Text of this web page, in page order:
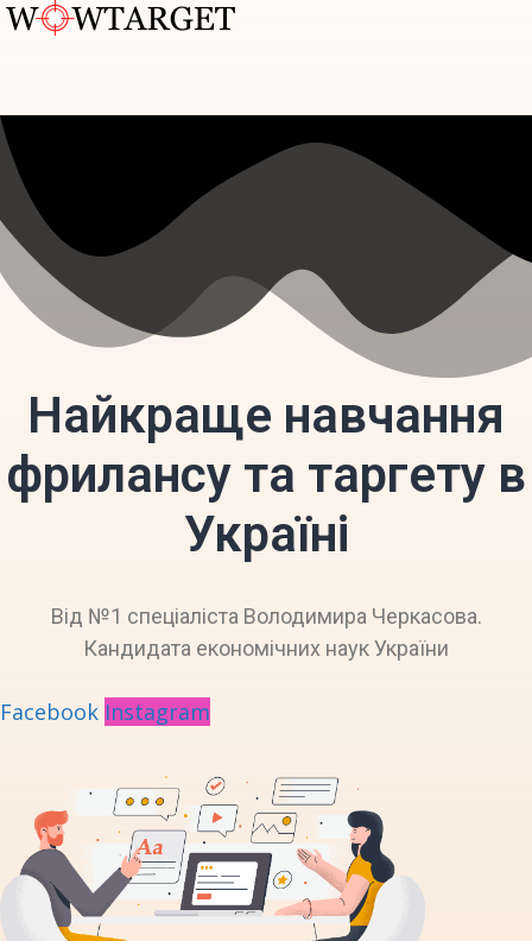
Перейти
Найкраще навчання
фрилансу та таргету в
Україні
Від №1 спеціаліста Володимира Черкасова.
Кандидата економічних наук України
Facebook Instagram